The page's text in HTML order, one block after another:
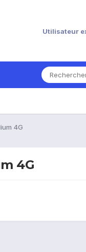
Utilisateur
4G
4G